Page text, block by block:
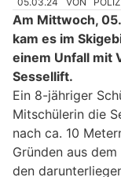
Am Mittwoch,
kam es im
einem Unfall mit
Sessellift.
Ein 8-jähriger
Mitschülerin die
nach ca. 10
Gründen aus
den